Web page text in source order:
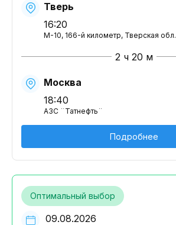
Тверь
16:20
М-10, 166-й километр, Тверская обл.
2 ч 20 м
Москва
18:40
АЗС ¨Татнефть¨
Подробнее
Оптимальный выбор
09.08.2026